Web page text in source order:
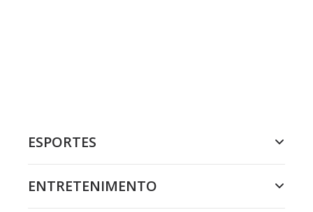
ESPORTES
ENTRETENIMENTO